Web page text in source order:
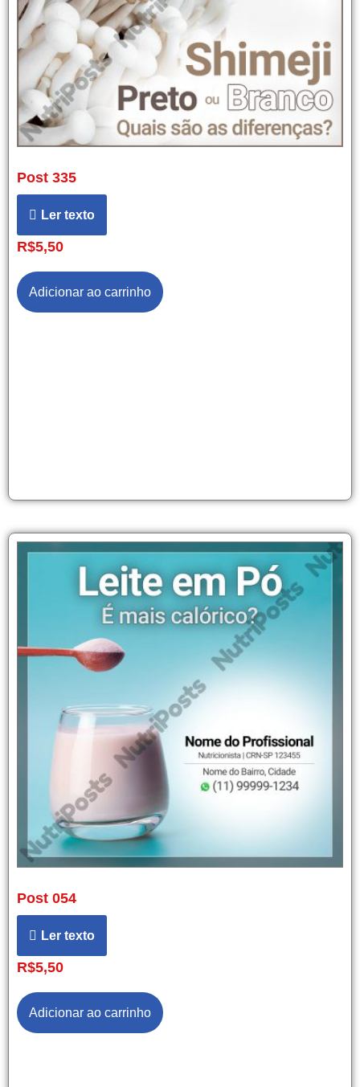
Post 335
Ler texto
R$5,50
Adicionar ao carrinho
Post 054
Ler texto
R$5,50
Adicionar ao carrinho